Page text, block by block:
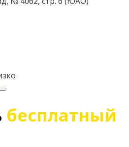
бесплатный